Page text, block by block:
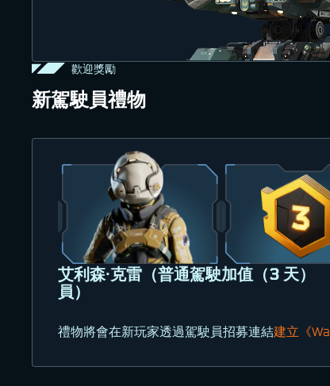
歡迎獎勵
新駕駛員禮物
艾利森·克雷（普通駕駛
員）
加值（3 天）
禮物將會在新玩家透過駕駛員招募連結建立《